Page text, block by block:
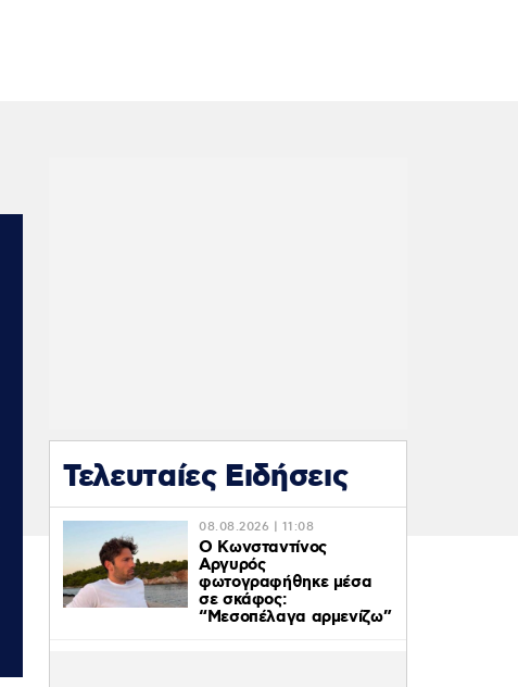
Τελευταίες Ειδήσεις
08.08.2026 | 11:08
Ο Κωνσταντίνος
Αργυρός
φωτογραφήθηκε μέσα
σε σκάφος:
“Μεσοπέλαγα αρμενίζω”